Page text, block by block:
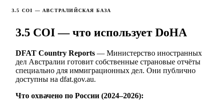
3.5 COI — АВСТРАЛИЙСКАЯ БАЗА
3.5 COI — что использует DoHA
DFAT Country Reports — Министерство иностранных
дел Австралии готовит собственные страновые отчёты
специально для иммиграционных дел. Они публично
доступны на dfat.gov.au.
Что охвачено по России (2024–2026):